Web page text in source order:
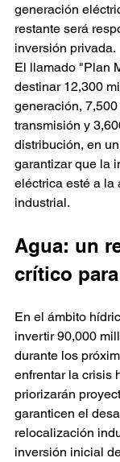
generación
restante será
inversión privada.
El llamado "Plan
destinar 12,300
generación,
transmisión y
distribución, en
garantizar que la
eléctrica esté a la
industrial.
Agua: un
crítico
En el ámbito
invertir 90,000
durante los
enfrentar la crisis
priorizarán
garanticen el
relocalización
inversión inicial